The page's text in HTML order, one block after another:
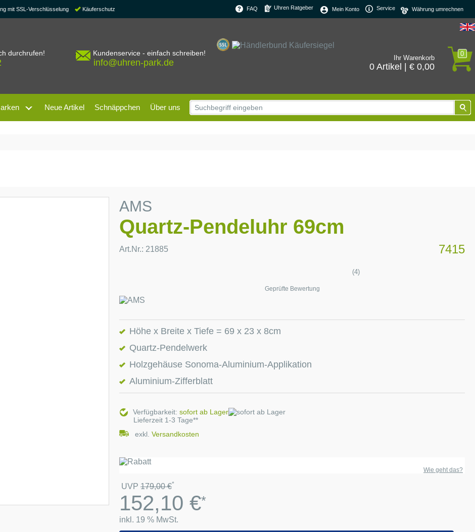
mit SSL-Verschlüsselung Käuferschutz FAQ Uhren Ratgeber Mein Konto Service
durchrufen! Kundenservice - einfach schreiben!
info@uhren-park.de
0
Ihr Warenkorb
0 Artikel | € 0,00
Neue Artikel Schnäppchen Über uns
AMS
Quartz-Pendeluhr 69cm
Art.Nr.: 21885 7415
(4)
Geprüfte Bewertung
Höhe x Breite x Tiefe = 69 x 23 x 8cm
Quartz-Pendelwerk
Holzgehäuse Sonoma-Aluminium-Applikation
Aluminium-Zifferblatt
Verfügbarkeit: sofort ab Lager
Lieferzeit 1-3 Tage**
exkl. Versandkosten
Wie geht das?
UVP 179,00€*
152,10 €*
inkl. 19 % MwSt.